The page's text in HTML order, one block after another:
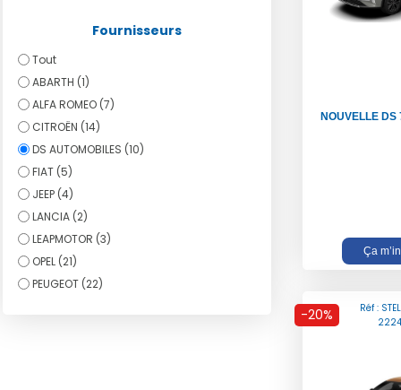
Fournisseurs
Tout
ABARTH (1)
ALFA ROMEO (7)
CITROËN (14)
DS AUTOMOBILES (10)
FIAT (5)
JEEP (4)
LANCIA (2)
LEAPMOTOR (3)
OPEL (21)
PEUGEOT (22)
NOUVELLE DS
Ça
-20%
Réf :